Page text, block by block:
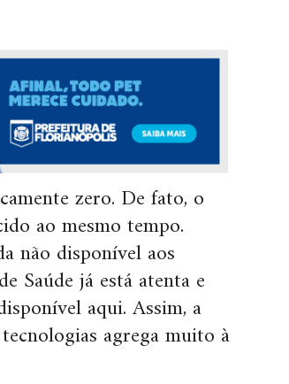
zero. De fato, o
ao mesmo tempo.
não disponível aos
Saúde já está atenta e
aqui. Assim, a
agrega muito à